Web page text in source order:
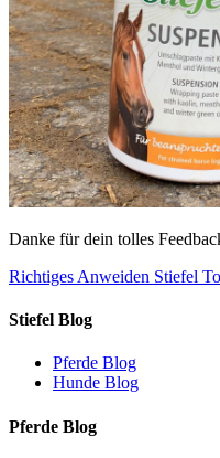
Danke für dein tolles
Richtiges Anweiden Stiefel
Stiefel Blog
Pferde Blog
Hunde Blog
Pferde Blog